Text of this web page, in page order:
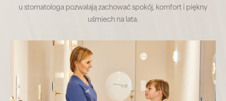
u stomatologa pozwalają zachować spokój, komfort i piękny
uśmiech na lata.